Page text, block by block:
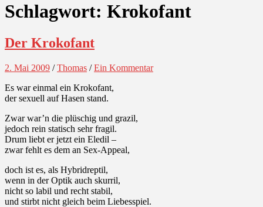
Schlagwort: Krokofant
Der Krokofant
2. Mai 2009 /Thomas /Ein Kommentar
Es war einmal ein Krokofant,
der sexuell auf Hasen stand.
Zwar war’n die plüschig und grazil,
jedoch rein statisch sehr fragil.
Drum liebt er jetzt ein Eledil –
zwar fehlt es dem an Sex-Appeal,
doch ist es, als Hybridreptil,
wenn in der Optik auch skurril,
nicht so labil und recht stabil,
und stirbt nicht gleich beim Liebesspiel.